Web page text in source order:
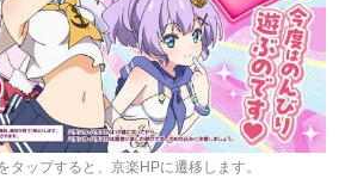
タップすると、京楽HPに遷移します。